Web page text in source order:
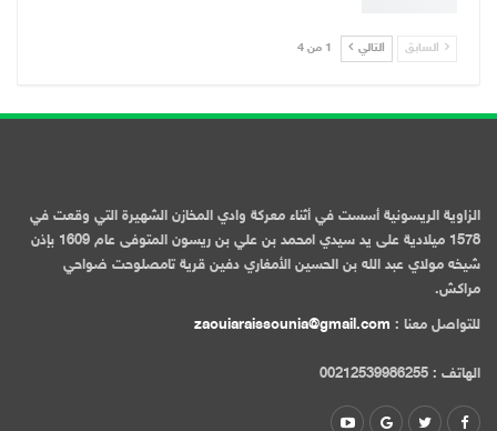
السابق التالي 1 من 4
الزاوية الريسونية أسست في أثناء معركة وادي المخازن الشهيرة التي وقعت في
1578 ميلادية على يد سيدي امحمد بن علي بن ريسون المتوفى عام 1609 بإذن
شيخه مولاي عبد الله بن الحسين الأمغاري دفين قرية تامصلوحت ضواحي
مراكش.
للتواصل معنا : zaouiaraissounia@gmail.com
الهاتف : 00212539986255